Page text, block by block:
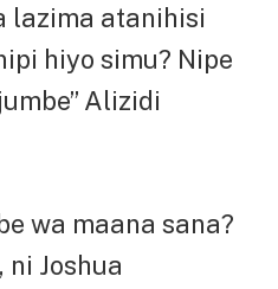
lazima atanihisi
hiyo simu? Nipe
Alizidi
wa maana sana?
ni Joshua